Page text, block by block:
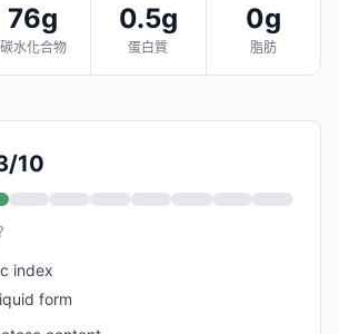
76g
碳水化合物
0.5g
蛋白質
0g
脂肪
10
index
form